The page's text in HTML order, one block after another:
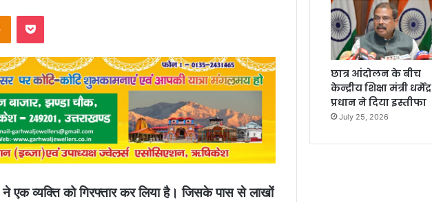
Odnoklassniki
Pocket
एक व्यक्ति को गिरफ्तार कर लिया है। जिसके पास से लाखों
छात्र आंदोलन के बीच
केन्द्रीय शिक्षा मंत्री धर्मेंद्र
प्रधान ने दिया इस्तीफा
July 25, 2026